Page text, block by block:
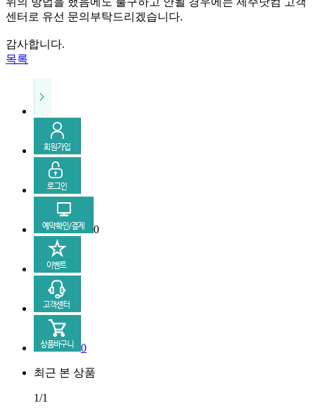
센터로 유선 문의부탁드리겠습니다.
감사합니다.
목록
0
0
최근 본 상품
1/1